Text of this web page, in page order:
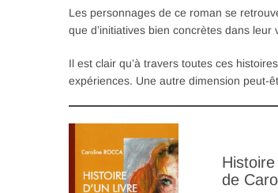
Les personnages de ce roman se
que d’initiatives bien concrètes dans
Il est clair qu’à travers toutes ces
expériences. Une autre dimension peut-
Histoire
de